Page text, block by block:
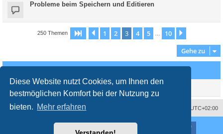
Diese Website nutzt Cookies, um Ihnen den
bestmöglichen Komfort bei der Nutzung zu
bieten. Mehr erfahren
Probleme beim Speichern und Editieren
250 Themen Seite von
Vorherige
1 2 3 4 5 10
Gehe zu
UTC+02:00
Impressum
Nutzungsbedingungen Datenschutzerklärung
® Forum Software © phpBB Limited